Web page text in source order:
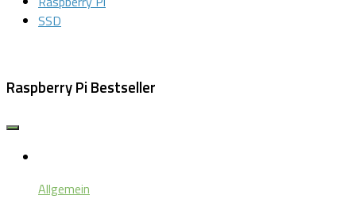
SSD
Raspberry Pi Bestseller
Allgemein